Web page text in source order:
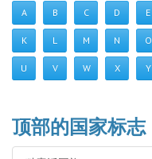
A B C D E
K L M N O
U V W X Y
顶部的国家标志